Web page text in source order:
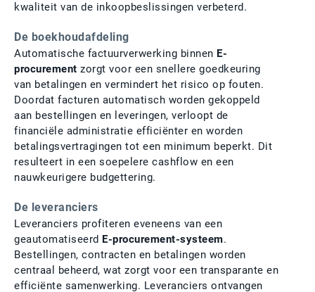
kwaliteit van de inkoopbeslissingen verbeterd.
De boekhoudafdeling
Automatische factuurverwerking binnen E-
procurement zorgt voor een snellere goedkeuring
van betalingen en vermindert het risico op fouten.
Doordat facturen automatisch worden gekoppeld
aan bestellingen en leveringen, verloopt de
financiële administratie efficiënter en worden
betalingsvertragingen tot een minimum beperkt. Dit
resulteert in een soepelere cashflow en een
nauwkeurigere budgettering.
De leveranciers
Leveranciers profiteren eveneens van een
geautomatiseerd E-procurement-systeem.
Bestellingen, contracten en betalingen worden
centraal beheerd, wat zorgt voor een transparante en
efficiënte samenwerking. Leveranciers ontvangen